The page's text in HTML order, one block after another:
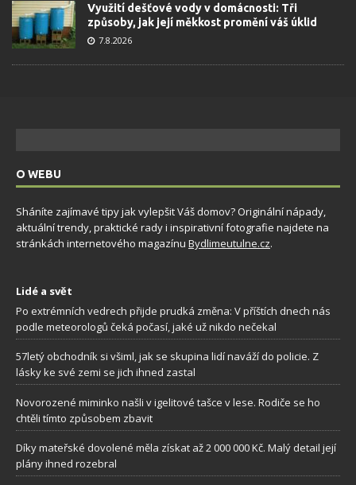
Využití dešťové vody v domácnosti: Tři
způsoby, jak její měkkost promění váš úklid
7.8.2026
O WEBU
Sháníte zajímavé tipy jak vylepšit Váš domov? Originální nápady,
aktuální trendy, praktické rady i inspirativní fotografie najdete na
stránkách internetového magazínu Bydlimeutulne.cz.
Lidé a svět
Po extrémních vedrech přijde prudká změna: V příštích dnech nás
podle meteorologů čeká počasí, jaké už nikdo nečekal
57letý obchodník si všiml, jak se skupina lidí naváží do policie. Z
lásky ke své zemi se jich ihned zastal
Novorozené miminko našli v igelitové tašce v lese. Rodiče se ho
chtěli tímto způsobem zbavit
Díky mateřské dovolené měla získat až 2 000 000 Kč. Malý detail její
plány ihned rozebral